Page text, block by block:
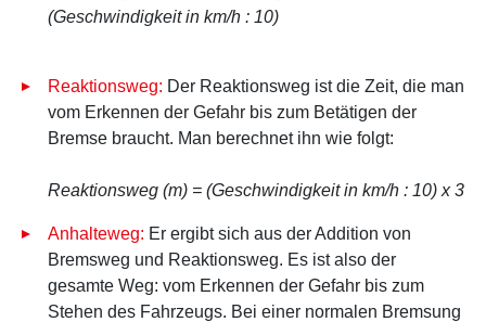
(Geschwindigkeit in km/h : 10)
Reaktionsweg: Der Reaktionsweg ist die Zeit, die man
vom Erkennen der Gefahr bis zum Betätigen der
Bremse braucht. Man berechnet ihn wie folgt:
Reaktionsweg (m) = (Geschwindigkeit in km/h : 10) x 3
Anhalteweg: Er ergibt sich aus der Addition von
Bremsweg und Reaktionsweg. Es ist also der
gesamte Weg: vom Erkennen der Gefahr bis zum
Stehen des Fahrzeugs. Bei einer normalen Bremsung